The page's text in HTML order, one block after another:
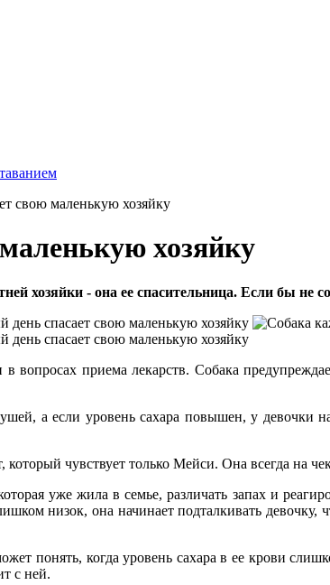
свою маленькую хозяйку
хозяйку
хозяйки - она ее спасительница. Если бы не
приема лекарств. Собака
а если уровень сахара повышен, у девочки
чувствует только Мейси. Она всегда на
уже жила в семье, различать запах и
низок, она начинает подталкивать
понять, когда уровень сахара в ее крови
с ней.